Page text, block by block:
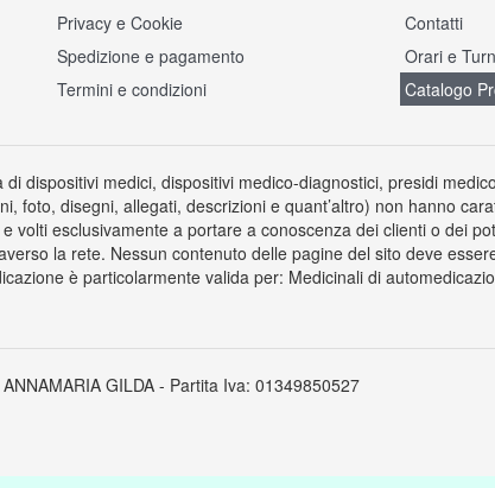
Privacy e Cookie
Spedizione e pagamento
Termini e condizioni
Contatti
Orari e
Catalogo
dispositivi medici, dispositivi medico-diagnostici, presidi
foto, disegni, allegati, descrizioni e quant’altro) non hanno
volti esclusivamente a portare a conoscenza dei clienti o dei
la rete. Nessun contenuto delle pagine del sito deve
è particolarmente valida per: Medicinali di
GILDA - Partita Iva: 01349850527